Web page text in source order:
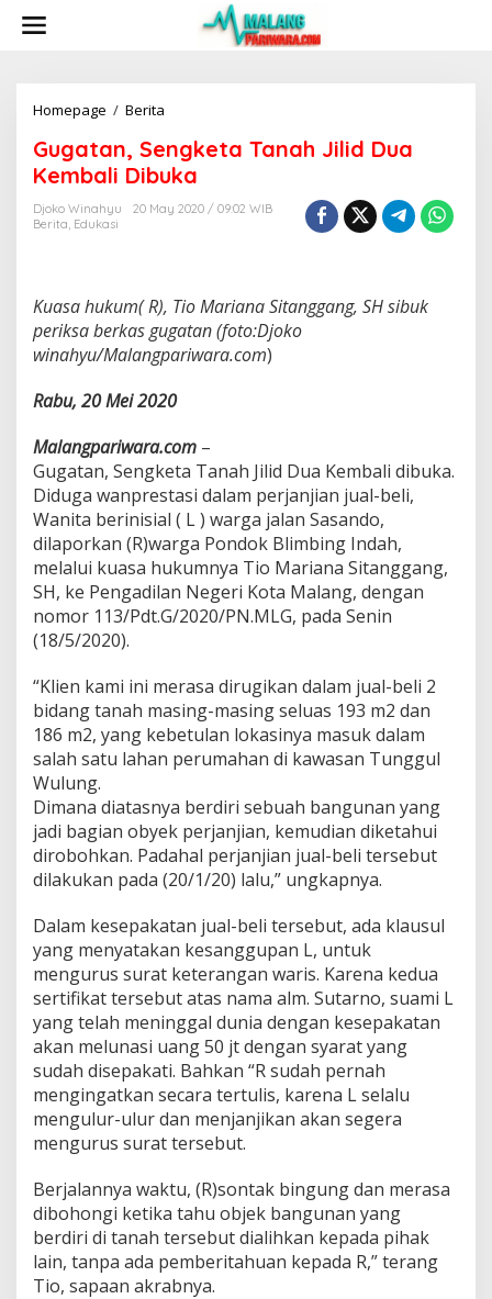
Homepage / Berita
g
a
t
a
n
g
k
e
a
a
n
a
h
J
i
i
d
D
K
e
m
b
a
i
D
i
b
u
a
Gugatan, Sengketa Tanah Jilid Dua
Kembali Dibuka
Djoko Winahyu
20 May 2020 / 09:02 WIB
Berita, Edukasi
Kuasa hukum( R), Tio Mariana Sitanggang, SH sibuk
periksa berkas gugatan (foto:Djoko
winahyu/Malangpariwara.com)
Rabu, 20 Mei 2020
Malangpariwara.com –
Gugatan, Sengketa Tanah Jilid Dua Kembali dibuka.
Diduga wanprestasi dalam perjanjian jual-beli,
Wanita berinisial ( L ) warga jalan Sasando,
dilaporkan (R)warga Pondok Blimbing Indah,
melalui kuasa hukumnya Tio Mariana Sitanggang,
SH, ke Pengadilan Negeri Kota Malang, dengan
nomor 113/Pdt.G/2020/PN.MLG, pada Senin
(18/5/2020).
“Klien kami ini merasa dirugikan dalam jual-beli 2
bidang tanah masing-masing seluas 193 m2 dan
186 m2, yang kebetulan lokasinya masuk dalam
salah satu lahan perumahan di kawasan Tunggul
Wulung.
Dimana diatasnya berdiri sebuah bangunan yang
jadi bagian obyek perjanjian, kemudian diketahui
dirobohkan. Padahal perjanjian jual-beli tersebut
dilakukan pada (20/1/20) lalu,” ungkapnya.
Dalam kesepakatan jual-beli tersebut, ada klausul
yang menyatakan kesanggupan L, untuk
mengurus surat keterangan waris. Karena kedua
sertifikat tersebut atas nama alm. Sutarno, suami L
yang telah meninggal dunia dengan kesepakatan
akan melunasi uang 50 jt dengan syarat yang
sudah disepakati. Bahkan “R sudah pernah
mengingatkan secara tertulis, karena L selalu
mengulur-ulur dan menjanjikan akan segera
mengurus surat tersebut.
Berjalannya waktu, (R)sontak bingung dan merasa
dibohongi ketika tahu objek bangunan yang
berdiri di tanah tersebut dialihkan kepada pihak
lain, tanpa ada pemberitahuan kepada R,” terang
Tio, sapaan akrabnya.